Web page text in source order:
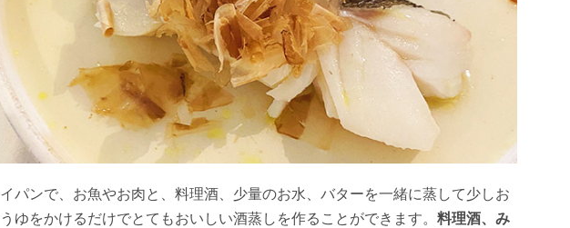
パンで、お魚やお肉と、料理酒、少量のお水、バターを一緒に蒸して少しお
ゆをかけるだけでとてもおいしい酒蒸しを作ることができます。 料理酒、み